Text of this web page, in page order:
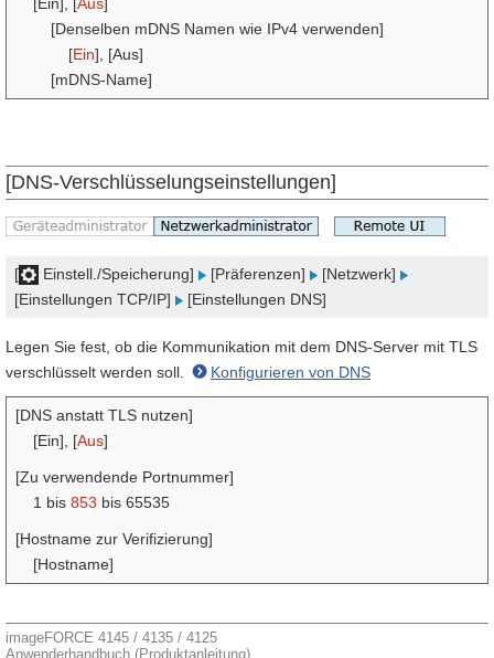
[Denselben mDNS Namen wie IPv4 verwenden]
[Ein], [Aus]
[mDNS-Name]
[DNS-Verschlüsselungseinstellungen]
[ Einstell./Speicherung] [Präferenzen]
[Netzwerk]
[Einstellungen TCP/IP]
[Einstellungen DNS]
Legen Sie fest, ob die Kommunikation mit dem DNS-Server mit TLS
verschlüsselt werden soll.
Konfigurieren von DNS
[DNS anstatt TLS nutzen]
[Ein], [Aus]
[Zu verwendende Portnummer]
1 bis 853 bis 65535
[Hostname zur Verifizierung]
[Hostname]
imageFORCE 4145 / 4135 / 4125
Anwenderhandbuch (Produktanleitung)